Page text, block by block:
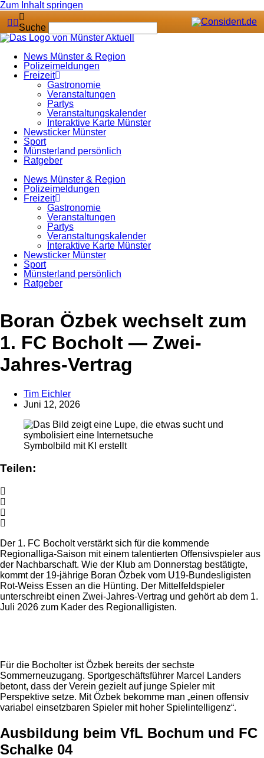
Zum Inhalt springen
Suche
News Münster & Region
Polizeimeldungen
Freizeit
Gastronomie
Veranstaltungen
Partys
Veranstaltungskalender
Interaktive Karte Münster
Newsticker Münster
Sport
Münsterland persönlich
Ratgeber
News Münster & Region
Polizeimeldungen
Freizeit
Gastronomie
Veranstaltungen
Partys
Veranstaltungskalender
Interaktive Karte Münster
Newsticker Münster
Sport
Münsterland persönlich
Ratgeber
Anzeige
Boran Özbek wechselt zum
1. FC Bocholt — Zwei-
Jahres-Vertrag
Tim Eichler
Juni 12, 2026
Symbolbild mit KI erstellt
Teilen:
Der 1. FC Bocholt verstärkt sich für die kommende
Regionalliga-Saison mit einem talentierten Offensivspieler aus
der Nachbarschaft. Wie der Klub am Donnerstag bestätigte,
kommt der 19-jährige Boran Özbek vom U19-Bundesligisten
Rot-Weiss Essen an die Hünting. Der Mittelfeldspieler
unterschreibt einen Zwei-Jahres-Vertrag und gehört ab dem 1.
Juli 2026 zum Kader des Regionalligisten.
Für die Bocholter ist Özbek bereits der sechste
Sommerneuzugang. Sportgeschäftsführer Marcel Landers
betont, dass der Verein gezielt auf junge Spieler mit
Perspektive setze. Mit Özbek bekomme man „einen offensiv
variabel einsetzbaren Spieler mit hoher Spielintelligenz“.
Ausbildung beim VfL Bochum und FC
Schalke 04